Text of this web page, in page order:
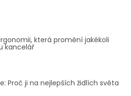
která promění jakékoli
kancelář
Proč ji na nejlepších židlích světa